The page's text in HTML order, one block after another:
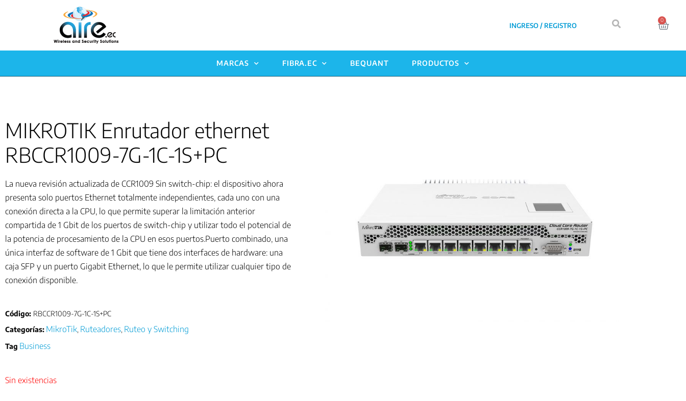
INGRESO / REGISTRO
0
MARCAS FIBRA.EC BEQUANT PRODUCTOS
MIKROTIK Enrutador ethernet
RBCCR1009-7G-1C-1S+PC
La nueva revisión actualizada de CCR1009 Sin switch-chip: el dispositivo ahora
presenta solo puertos Ethernet totalmente independientes, cada uno con una
conexión directa a la CPU, lo que permite superar la limitación anterior
compartida de 1 Gbit de los puertos de switch-chip y utilizar todo el potencial de
la potencia de procesamiento de la CPU en esos puertos.Puerto combinado, una
única interfaz de software de 1 Gbit que tiene dos interfaces de hardware: una
caja SFP y un puerto Gigabit Ethernet, lo que le permite utilizar cualquier tipo de
conexión disponible.
Código: RBCCR1009-7G-1C-1S+PC
Categorías: MikroTik Ruteadores Ruteo y Switching
Tag Business
Sin existencias